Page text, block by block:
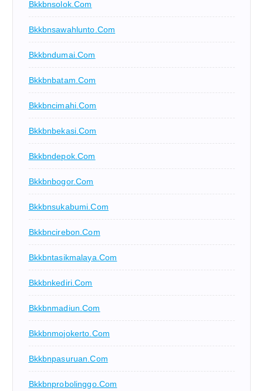
Bkkbnsolok.com
Bkkbnsawahlunto.com
Bkkbndumai.com
Bkkbnbatam.com
Bkkbncimahi.com
Bkkbnbekasi.com
Bkkbndepok.com
Bkkbnbogor.com
Bkkbnsukabumi.com
Bkkbncirebon.com
Bkkbntasikmalaya.com
Bkkbnkediri.com
Bkkbnmadiun.com
Bkkbnmojokerto.com
Bkkbnpasuruan.com
Bkkbnprobolinggo.com